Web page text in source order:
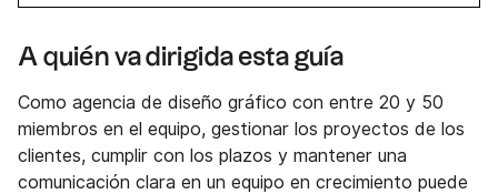
A quién va dirigida esta guía
Como agencia de diseño gráfico con entre 20 y 50
miembros en el equipo, gestionar los proyectos de los
clientes, cumplir con los plazos y mantener una
comunicación clara en un equipo en crecimiento puede